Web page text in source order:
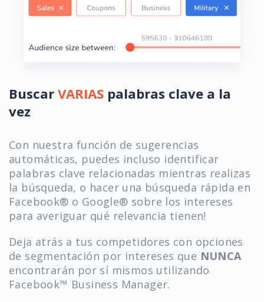
Buscar VARIAS palabras clave a la
vez
Con nuestra función de sugerencias
automáticas, puedes incluso identificar
palabras clave relacionadas mientras realizas
la búsqueda, o hacer una búsqueda rápida en
Facebook® o Google® sobre los intereses
para averiguar qué relevancia tienen!
Deja atrás a tus competidores con opciones
de segmentación por intereses que NUNCA
encontrarán por sí mismos utilizando
Facebook™ Business Manager.